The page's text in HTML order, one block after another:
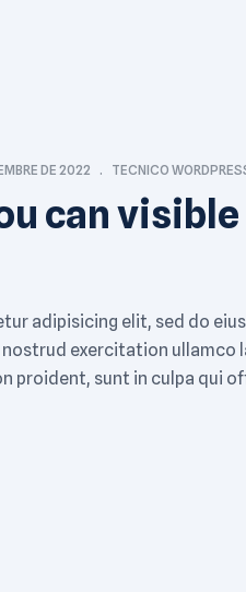
DE 2022 TECNICO
can
adipisicing elit, sed do
exercitation
proident, sunt in culpa qui